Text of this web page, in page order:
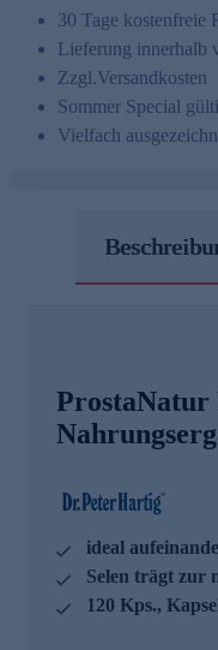
30 Tage kostenfreie
Lieferung innerhalb
Zzgl.Versandkosten
Sommer Special
Vielfach
ProstaNatur
ideal
Selen trägt zur
120 Kps.,